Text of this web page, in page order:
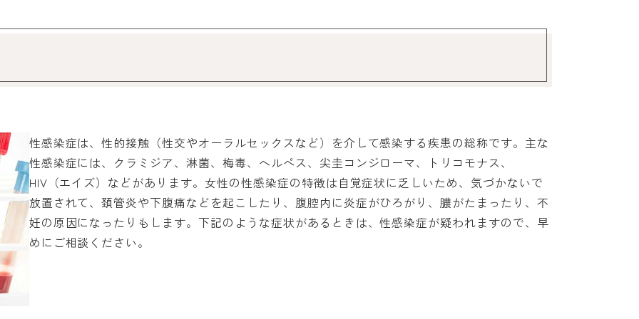
性感染症は、性的接触（性交やオーラルセックスなど）を介して感染する疾患の総称です。主な
性感染症には、クラミジア、淋菌、梅毒、ヘルペス、尖圭コンジローマ、トリコモナス、
HIV（エイズ）などがあります。女性の性感染症の特徴は自覚症状に乏しいため、気づかないで
放置されて、頚管炎や下腹痛などを起こしたり、腹腔内に炎症がひろがり、膿がたまったり、不
妊の原因になったりもします。下記のような症状があるときは、性感染症が疑われますので、早
めにご相談ください。